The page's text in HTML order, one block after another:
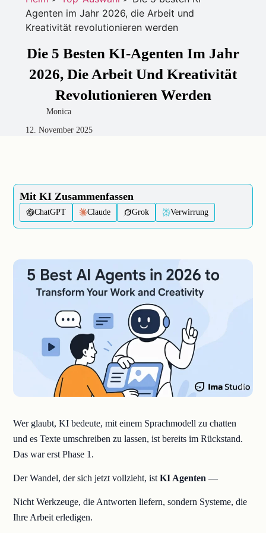
Agenten im Jahr 2026, die Arbeit und
Kreativität revolutionieren werden
Die 5 Besten KI-Agenten Im Jahr
2026, Die Arbeit Und Kreativität
Revolutionieren Werden
Monica
12. November 2025
Mit KI Zusammenfassen
ChatGPT Claude Grok Verwirrung
Wer glaubt, KI bedeute, mit einem Sprachmodell zu chatten
und es Texte umschreiben zu lassen, ist bereits im Rückstand.
Das war erst Phase 1.
Der Wandel, der sich jetzt vollzieht, istKI Agenten —
Nicht Werkzeuge, die Antworten liefern, sondern Systeme, die
Ihre Arbeit erledigen.